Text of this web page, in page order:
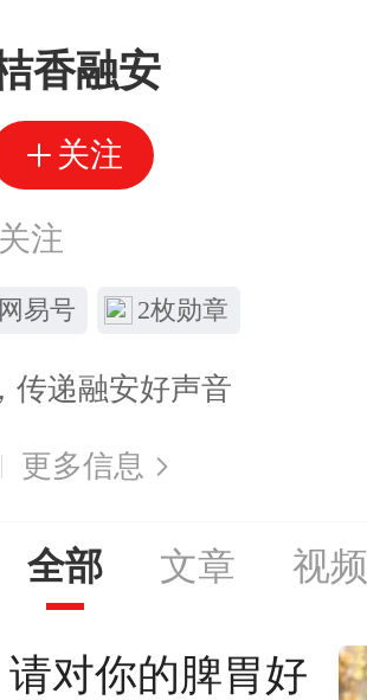
香融安
关注
关注
易号 2枚勋章
传递融安好声音
更多信息
全部 文章 视频
对你的脾胃好